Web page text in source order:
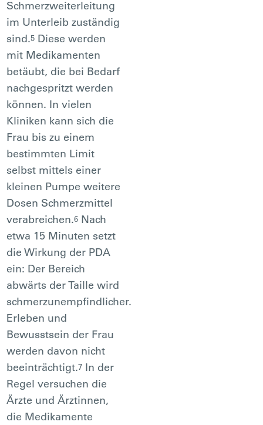
Schmerzweiterleitung
im Unterleib zuständig
sind.5 Diese werden
mit Medikamenten
betäubt, die bei Bedarf
nachgespritzt werden
können. In vielen
Kliniken kann sich die
Frau bis zu einem
bestimmten Limit
selbst mittels einer
kleinen Pumpe weitere
Dosen Schmerzmittel
verabreichen.6 Nach
etwa 15 Minuten setzt
die Wirkung der PDA
ein: Der Bereich
abwärts der Taille wird
schmerzunempfindlicher.
Erleben und
Bewusstsein der Frau
werden davon nicht
beeinträchtigt.7 In der
Regel versuchen die
Ärzte und Ärztinnen,
die Medikamente